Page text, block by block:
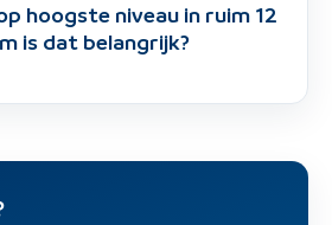
hoogste niveau in ruim 12
is dat belangrijk?